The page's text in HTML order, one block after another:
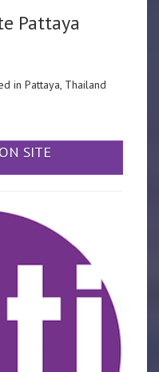
Pattaya
in Pattaya, Thailand
SITE